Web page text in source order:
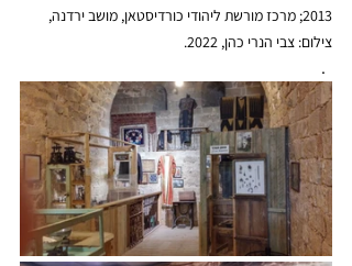
2013; מרכז מורשת ליהודי כורדיסטאן, מושב ירדנה,
צילום: צבי הנרי כהן, 2022.
.